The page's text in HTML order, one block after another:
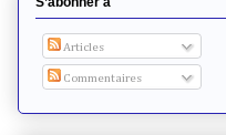
Articles
Commentaires